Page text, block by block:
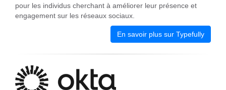
pour les individus cherchant à améliorer leur présence et
engagement sur les réseaux sociaux.
En savoir plus sur Typefully